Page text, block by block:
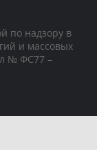
по надзору в
и массовых
№ ФС77 –